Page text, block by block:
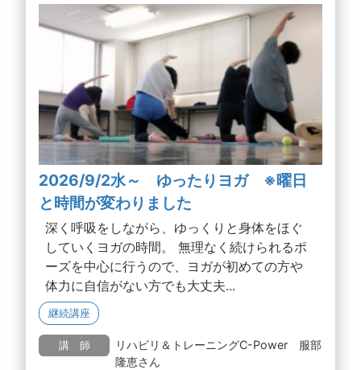
2026/9/2水～ ゆったりヨガ ※曜日
と時間が変わりました
深く呼吸をしながら、ゆっくりと身体をほぐ
していくヨガの時間。 無理なく続けられるポ
ーズを中心に行うので、ヨガが初めての方や
体力に自信がない方でも大丈夫...
継続講座
講 師
リハビリ＆トレーニングC-Power 服部
隆恵さん